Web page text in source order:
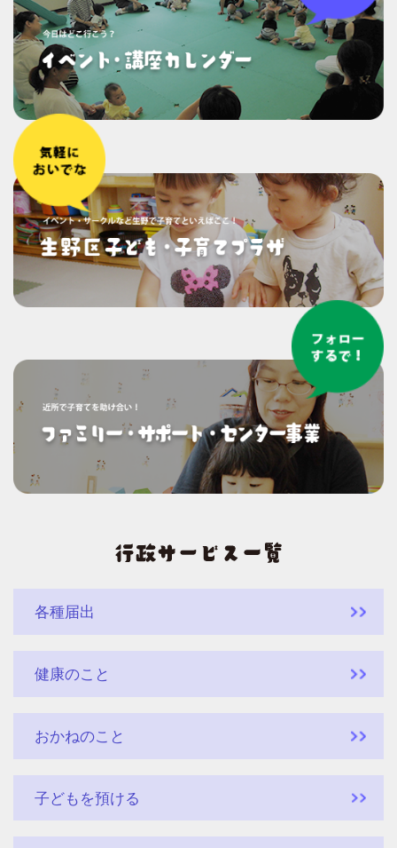
各種届出
健康のこと
おかねのこと
子どもを預ける